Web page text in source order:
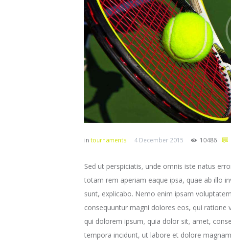
in tournaments 4 December 2015 10486
Sed ut perspiciatis, unde omnis iste natus
totam rem aperiam eaque ipsa, quae ab illo
sunt, explicabo. Nemo enim ipsam
consequuntur magni dolores eos, qui
qui dolorem ipsum, quia dolor sit, amet,
tempora incidunt, ut labore et dolore